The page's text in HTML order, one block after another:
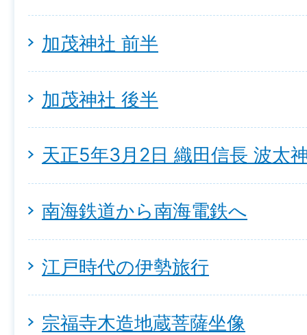
加茂神社 前半
加茂神社 後半
天正5年3月2日 織田信長 波太
南海鉄道から南海電鉄へ
江戸時代の伊勢旅行
宗福寺木造地蔵菩薩坐像